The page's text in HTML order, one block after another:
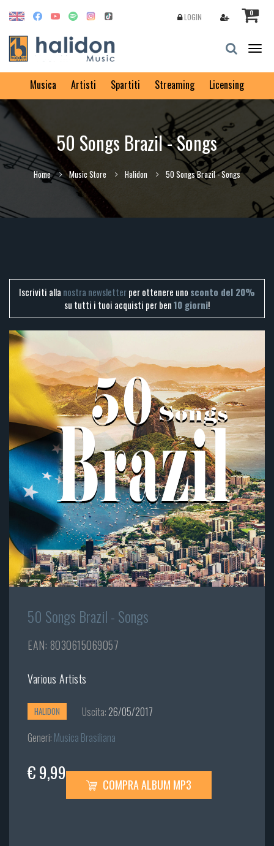
0
LOGIN
Musica Artisti Spartiti Streaming Licensing
50 Songs Brazil - Songs
Home Music Store Halidon 50 Songs Brazil - Songs
Iscriviti alla nostra newsletterper ottenere uno sconto del 20%
su tutti i tuoi acquisti per ben10 giorni!
50 Songs Brazil - Songs
EAN: 8030615069057
Various Artists
HALIDON Uscita:26/05/2017
Generi: Musica Brasiliana
€ 9,99
COMPRA ALBUM MP3